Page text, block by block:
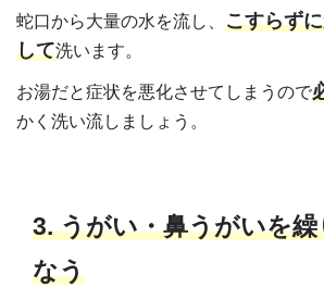
蛇口から大量の水を流し、 こすらず
して洗います。
お湯だと症状を悪化させてしまうので
かく洗い流しましょう。
3. うがい・鼻うがいを
なう